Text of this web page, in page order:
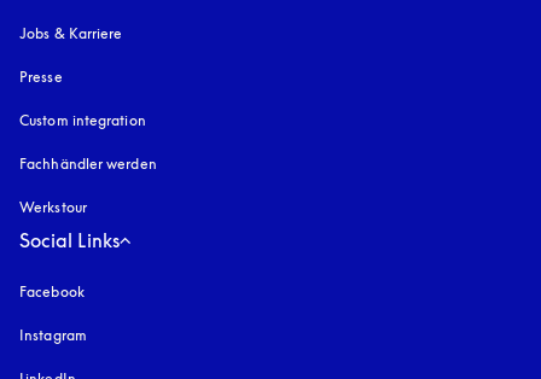
Jobs & Karriere
Presse
Custom integration
Fachhändler werden
Werkstour
Social Links
Facebook
Instagram